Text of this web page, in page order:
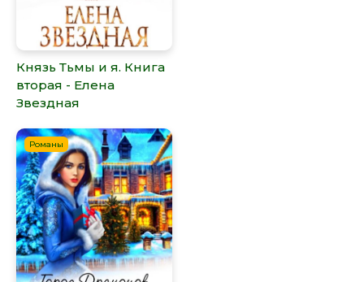
Князь Тьмы и я. Книга
вторая - Елена
Звездная
Романы